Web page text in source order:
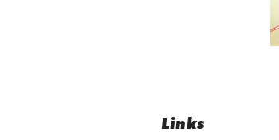
Links